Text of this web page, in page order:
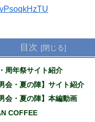
目次
周年祭サイト紹介
会・夏の陣】サイト紹介
会・夏の陣】本編動画
COFFEE